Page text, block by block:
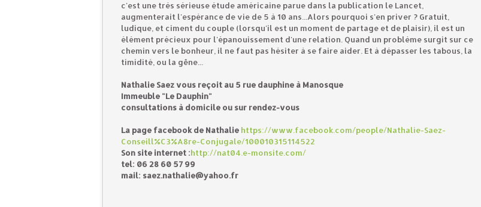
c'est une très sérieuse étude américaine parue dans la publication le Lancet,
augmenterait l'espérance de vie de 5 à 10 ans...Alors pourquoi s'en priver ? Gratuit,
ludique, et ciment du couple (lorsqu'il est un moment de partage et de plaisir), il est un
élément précieux pour l'épanouissement d'une relation. Quand un problème surgit sur ce
chemin vers le bonheur, il ne faut pas hésiter à se faire aider. Et à dépasser les tabous, la
timidité, ou la gêne...
Nathalie Saez vous reçoit au 5 rue dauphine à Manosque
Immeuble "Le Dauphin"
consultations à domicile ou sur rendez-vous
La page facebook de Nathalie https://www.facebook.com/people/Nathalie-Saez-
Conseill%C3%A8re-Conjugale/100010315114522
Son site internet :http://nat04.e-monsite.com/
tel: 06 28 60 57 99
mail: saez.nathalie@yahoo.fr